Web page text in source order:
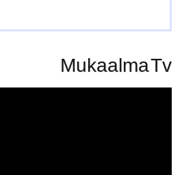
Mukaalma Tv